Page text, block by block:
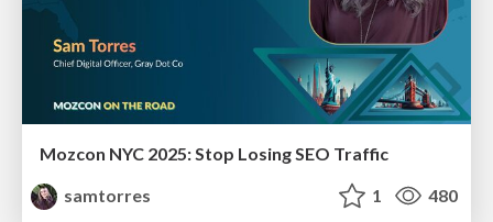
Mozcon NYC 2025: Stop Losing SEO Traffic
samtorres
1 480